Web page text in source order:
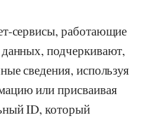
сервисы, работающие
подчеркивают,
сведения, используя
или присваивая
ID, который